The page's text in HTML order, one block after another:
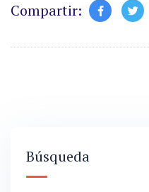
Compartir:
Búsqueda